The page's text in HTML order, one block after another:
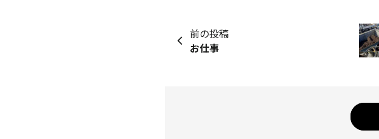
前の投稿
お仕事